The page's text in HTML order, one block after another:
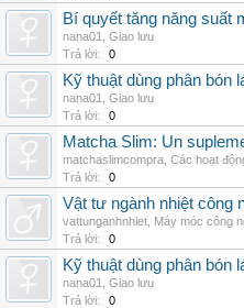
Bí quyết tăng năng suất
nana01
Giao lưu
Trả lời:
0
Kỹ thuật dùng phân bón
nana01
Giao lưu
Trả lời:
0
Matcha Slim: Un
matchaslimcompra Các hoạt
Trả lời:
0
Vật tư ngành nhiệt công
vattunganhnhiet Máy móc công
Trả lời:
0
Kỹ thuật dùng phân
nana01
Giao lưu
Trả lời:
0